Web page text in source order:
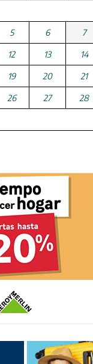
5 6 7
12 13 14
19 20 21
26 27 28